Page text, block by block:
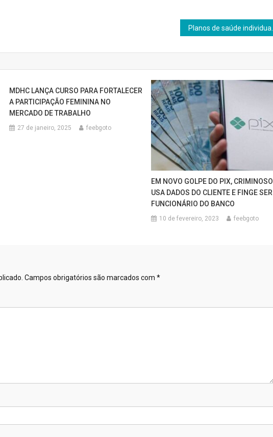
MDHC LANÇA CURSO PARA FORTALECER
A PARTICIPAÇÃO FEMININA NO
MERCADO DE TRABALHO
27 de janeiro, 2025 feebgoto
EM NOVO GOLPE DO PIX, CRIMINOSO
USA DADOS DO CLIENTE E FINGE SER
FUNCIONÁRIO DO BANCO
10 de fevereiro, 2023 feebgoto
Campos obrigatórios são marcados com *